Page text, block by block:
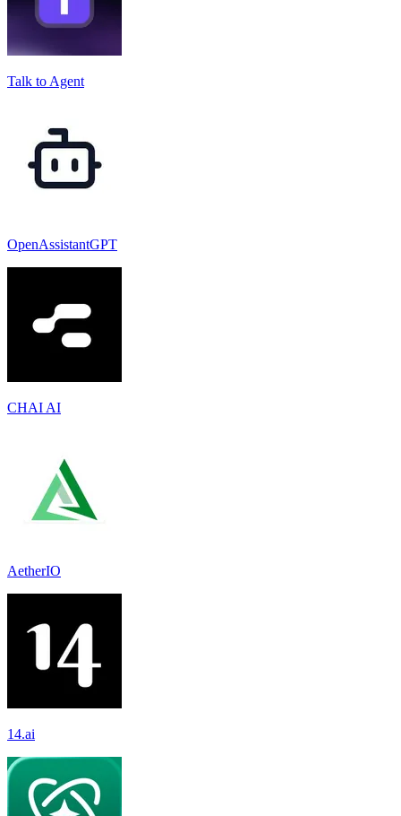
Talk to Agent
OpenAssistantGPT
CHAI AI
AetherIO
14.ai